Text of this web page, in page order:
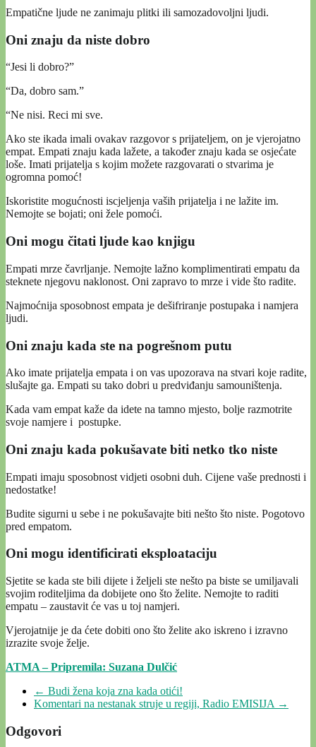
Empatične ljude ne zanimaju plitki ili samozadovoljni ljudi.
Oni znaju da niste dobro
“Jesi li dobro?”
“Da, dobro sam.”
“Ne nisi. Reci mi sve.
Ako ste ikada imali ovakav razgovor s prijateljem, on je vjerojatno
empat. Empati znaju kada lažete, a također znaju kada se osjećate
loše. Imati prijatelja s kojim možete razgovarati o stvarima je
ogromna pomoć!
Iskoristite mogućnosti iscjeljenja vaših prijatelja i ne lažite im.
Nemojte se bojati; oni žele pomoći.
Oni mogu čitati ljude kao knjigu
Empati mrze čavrljanje. Nemojte lažno komplimentirati empatu da
steknete njegovu naklonost. Oni zapravo to mrze i vide što radite.
Najmoćnija sposobnost empata je dešifriranje postupaka i namjera
ljudi.
Oni znaju kada ste na pogrešnom putu
Ako imate prijatelja empata i on vas upozorava na stvari koje radite,
slušajte ga. Empati su tako dobri u predviđanju samouništenja.
Kada vam empat kaže da idete na tamno mjesto, bolje razmotrite
svoje namjere i postupke.
Oni znaju kada pokušavate biti netko tko niste
Empati imaju sposobnost vidjeti osobni duh. Cijene vaše prednosti i
nedostatke!
Budite sigurni u sebe i ne pokušavajte biti nešto što niste. Pogotovo
pred empatom.
Oni mogu identificirati eksploataciju
Sjetite se kada ste bili dijete i željeli ste nešto pa biste se umiljavali
svojim roditeljima da dobijete ono što želite. Nemojte to raditi
empatu – zaustavit će vas u toj namjeri.
Vjerojatnije je da ćete dobiti ono što želite ako iskreno i izravno
izrazite svoje želje.
ATMA – Pripremila: Suzana Dulčić
← Budi žena koja zna kada otići!
Komentari na nestanak struje u regiji, Radio EMISIJA →
Odgovori